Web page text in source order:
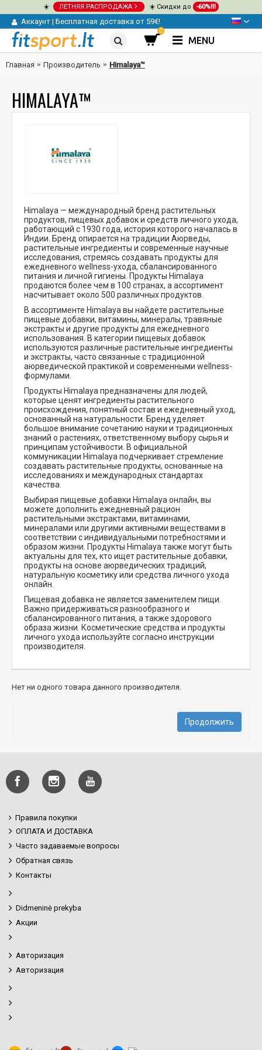
☀️ ЛЕТНЯЯ РАСПРОДАЖА ☀️ Скидки до -60%!!!
Аккаунт | Бесплатная доставка от 59€!
0
MENU
Главная Производитель Himalaya™
HIMALAYA™
Himalaya — международный бренд растительных
продуктов, пищевых добавок и средств личного ухода,
работающий с 1930 года, история которого началась в
Индии. Бренд опирается на традиции Аюрведы,
растительные ингредиенты и современные научные
исследования, стремясь создавать продукты для
ежедневного wellness-ухода, сбалансированного
питания и личной гигиены. Продукты Himalaya
продаются более чем в 100 странах, а ассортимент
насчитывает около 500 различных продуктов.
В ассортименте Himalaya вы найдете растительные
пищевые добавки, витамины, минералы, травяные
экстракты и другие продукты для ежедневного
использования. В категории пищевых добавок
используются различные растительные ингредиенты
и экстракты, часто связанные с традиционной
аюрведической практикой и современными wellness-
формулами.
Продукты Himalaya предназначены для людей,
которые ценят ингредиенты растительного
происхождения, понятный состав и ежедневный уход,
основанный на натуральности. Бренд уделяет
большое внимание сочетанию науки и традиционных
знаний о растениях, ответственному выбору сырья и
принципам устойчивости. В официальной
коммуникации Himalaya подчеркивает стремление
создавать растительные продукты, основанные на
исследованиях и международных стандартах
качества.
Выбирая пищевые добавки Himalaya онлайн, вы
можете дополнить ежедневный рацион
растительными экстрактами, витаминами,
минералами или другими активными веществами в
соответствии с индивидуальными потребностями и
образом жизни. Продукты Himalaya также могут быть
актуальны для тех, кто ищет растительные добавки,
продукты на основе аюрведических традиций,
натуральную косметику или средства личного ухода
онлайн.
Пищевая добавка не является заменителем пищи.
Важно придерживаться разнообразного и
сбалансированного питания, а также здорового
образа жизни. Косметические средства и продукты
личного ухода используйте согласно инструкции
производителя.
Нет ни одного товара данного производителя.
Продолжить
Правила покупки
ОПЛАТА И ДОСТАВКА
Часто задаваемые вопросы
Обратная связь
Контакты
Didmeninė prekyba
Акции
Авторизация
Авторизация